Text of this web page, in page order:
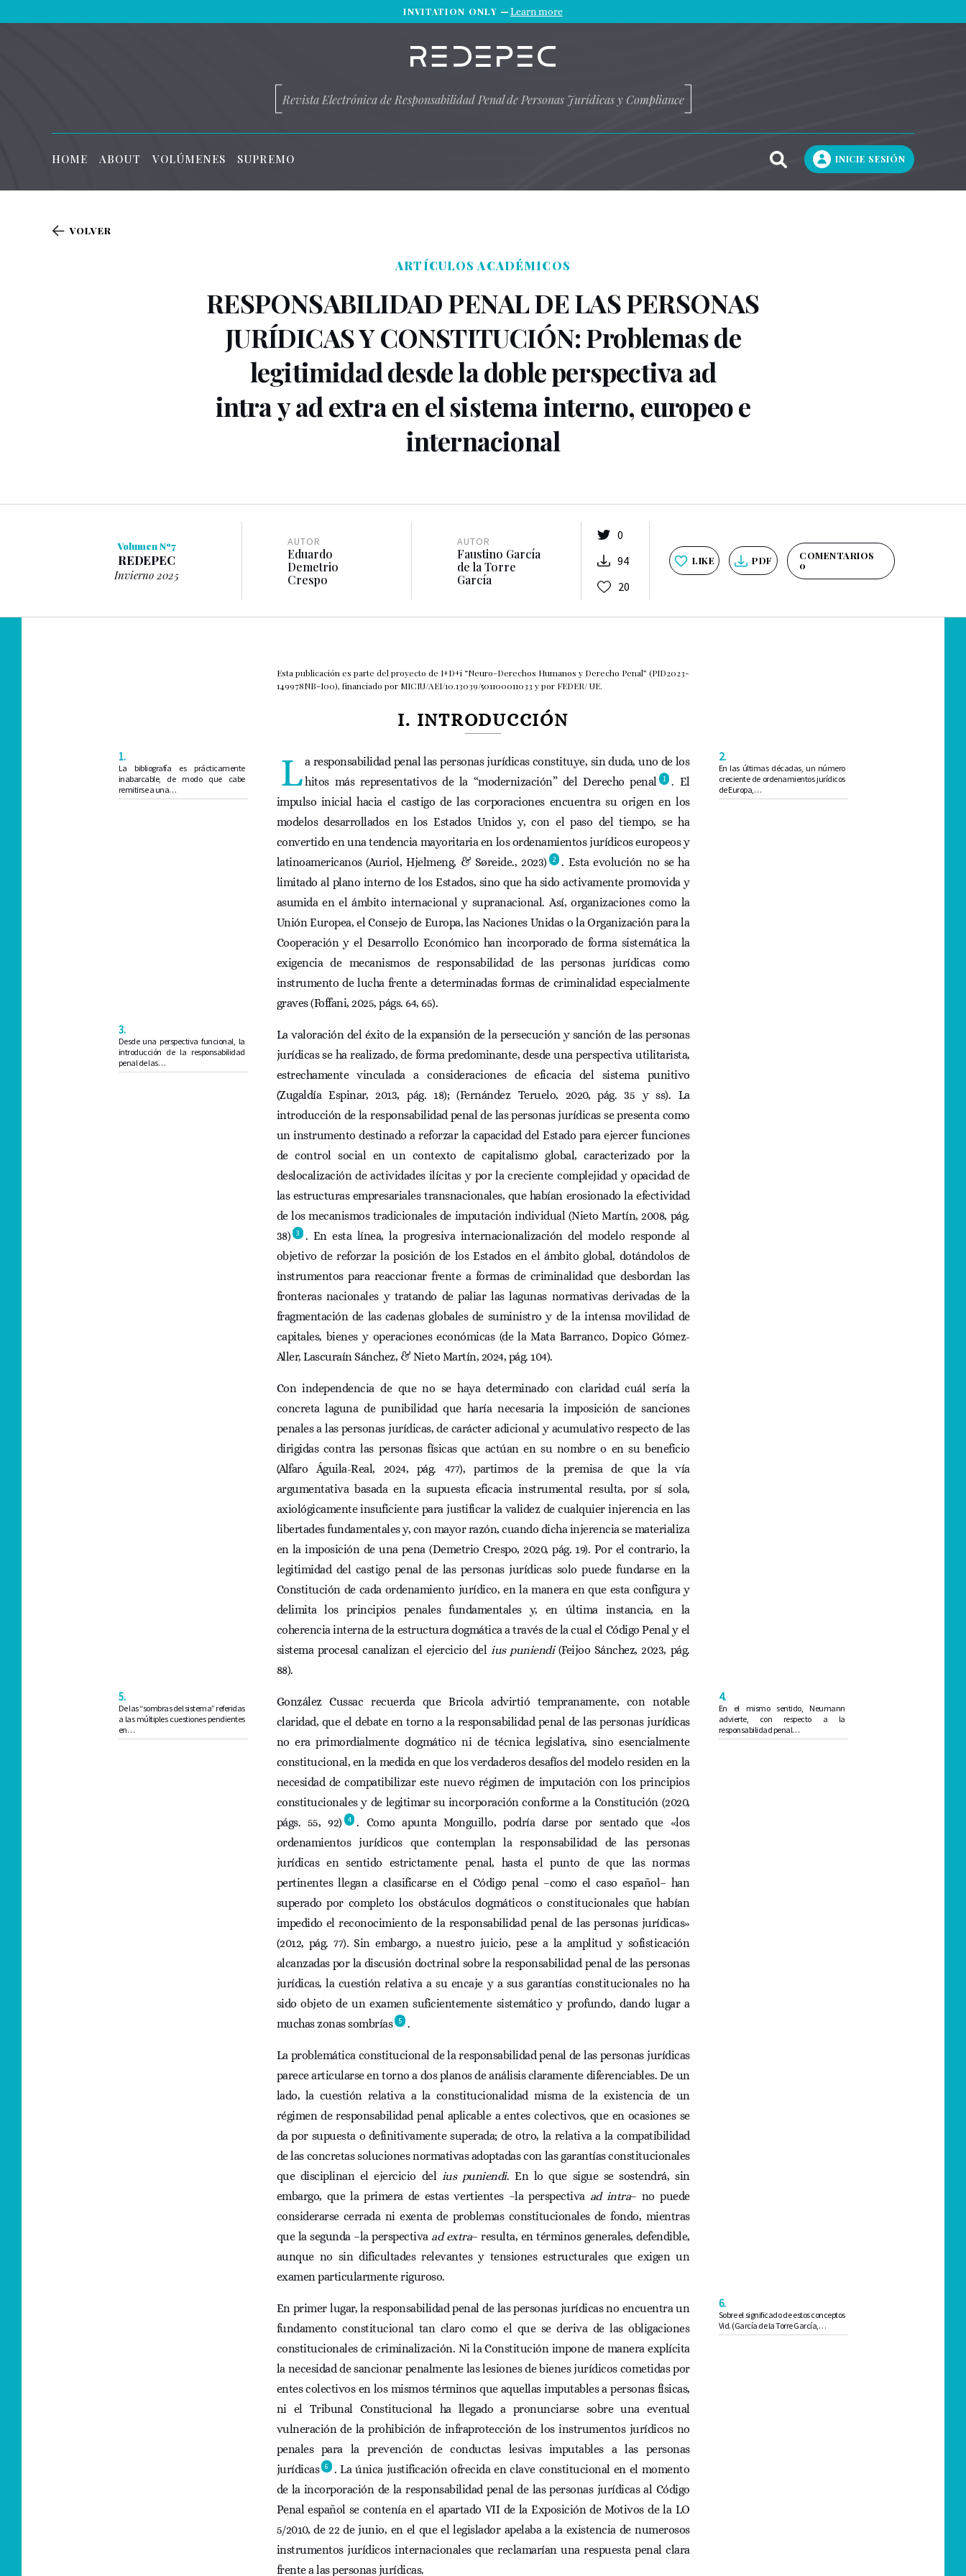
INVITATION ONLY —Learn more
Revista Electrónica de Responsabilidad Penal de Personas Jurídicas y Compliance
HOME ABOUT VOLÚMENES SUPREMO INICIE SESIÓN
VOLVER
ARTÍCULOS ACADÉMICOS
RESPONSABILIDAD PENAL DE LAS PERSONAS
JURÍDICAS Y CONSTITUCIÓN: Problemas de
legitimidad desde la doble perspectiva ad
intra y ad extra en el sistema interno, europeo e
internacional
Volumen Nº7
REDEPEC
Invierno 2025
AUTOR
Eduardo
Demetrio
Crespo
AUTOR
Faustino García
de la Torre
García
0
94
20
LIKE PDF
COMENTARIOS
0
Esta publicación es parte del proyecto de I+D+i “Neuro-Derechos Humanos y Derecho Penal” (PID2023-
149978NB-I00), financiado por MICIU/AEI/10.13039/501100011033 y por FEDER/ UE.
I. INTRODUCCIÓN
L a responsabilidad penal las personas jurídicas constituye, sin duda, uno de los
hitos más representativos de la “modernización” del Derecho penal
1
. El
impulso inicial hacia el castigo de las corporaciones encuentra su origen en los
modelos desarrollados en los Estados Unidos y, con el paso del tiempo, se ha
convertido en una tendencia mayoritaria en los ordenamientos jurídicos europeos y
latinoamericanos (Auriol, Hjelmeng, & Søreide., 2023)
2
. Esta evolución no se ha
limitado al plano interno de los Estados, sino que ha sido activamente promovida y
asumida en el ámbito internacional y supranacional. Así, organizaciones como la
Unión Europea, el Consejo de Europa, las Naciones Unidas o la Organización para la
Cooperación y el Desarrollo Económico han incorporado de forma sistemática la
exigencia de mecanismos de responsabilidad de las personas jurídicas como
instrumento de lucha frente a determinadas formas de criminalidad especialmente
graves (Foffani, 2025, págs. 64, 65).
1.
La bibliografía es prácticamente
inabarcable, de modo que cabe
remitirse a una…
2.
En las últimas décadas, un número
creciente de ordenamientos jurídicos
de Europa,…
La valoración del éxito de la expansión de la persecución y sanción de las personas
jurídicas se ha realizado, de forma predominante, desde una perspectiva utilitarista,
estrechamente vinculada a consideraciones de eficacia del sistema punitivo
(Zugaldía Espinar, 2013, pág. 18); (Fernández Teruelo, 2020, pág. 35 y ss). La
introducción de la responsabilidad penal de las personas jurídicas se presenta como
un instrumento destinado a reforzar la capacidad del Estado para ejercer funciones
de control social en un contexto de capitalismo global, caracterizado por la
deslocalización de actividades ilícitas y por la creciente complejidad y opacidad de
las estructuras empresariales transnacionales, que habían erosionado la efectividad
de los mecanismos tradicionales de imputación individual (Nieto Martín, 2008, pág.
38)
3
. En esta línea, la progresiva internacionalización del modelo responde al
objetivo de reforzar la posición de los Estados en el ámbito global, dotándolos de
instrumentos para reaccionar frente a formas de criminalidad que desbordan las
fronteras nacionales y tratando de paliar las lagunas normativas derivadas de la
fragmentación de las cadenas globales de suministro y de la intensa movilidad de
capitales, bienes y operaciones económicas (de la Mata Barranco, Dopico Gómez-
Aller, Lascuraín Sánchez, & Nieto Martín, 2024, pág. 104).
3.
Desde una perspectiva funcional, la
introducción de la responsabilidad
penal de las…
Con independencia de que no se haya determinado con claridad cuál sería la
concreta laguna de punibilidad que haría necesaria la imposición de sanciones
penales a las personas jurídicas, de carácter adicional y acumulativo respecto de las
dirigidas contra las personas físicas que actúan en su nombre o en su beneficio
(Alfaro Águila-Real, 2024, pág. 477), partimos de la premisa de que la vía
argumentativa basada en la supuesta eficacia instrumental resulta, por sí sola,
axiológicamente insuficiente para justificar la validez de cualquier injerencia en las
libertades fundamentales y, con mayor razón, cuando dicha injerencia se materializa
en la imposición de una pena (Demetrio Crespo, 2020, pág. 19). Por el contrario, la
legitimidad del castigo penal de las personas jurídicas solo puede fundarse en la
Constitución de cada ordenamiento jurídico, en la manera en que esta configura y
delimita los principios penales fundamentales y, en última instancia, en la
coherencia interna de la estructura dogmática a través de la cual el Código Penal y el
sistema procesal canalizan el ejercicio delius puniendi(Feijoo Sánchez, 2023, pág.
88).
González Cussac recuerda que Bricola advirtió tempranamente, con notable
claridad, que el debate en torno a la responsabilidad penal de las personas jurídicas
no era primordialmente dogmático ni de técnica legislativa, sino esencialmente
constitucional, en la medida en que los verdaderos desafíos del modelo residen en la
necesidad de compatibilizar este nuevo régimen de imputación con los principios
constitucionales y de legitimar su incorporación conforme a la Constitución (2020,
págs. 55, 92)
4
. Como apunta Monguillo, podría darse por sentado que «los
ordenamientos jurídicos que contemplan la responsabilidad de las personas
jurídicas en sentido estrictamente penal, hasta el punto de que las normas
pertinentes llegan a clasificarse en el Código penal –como el caso español– han
superado por completo los obstáculos dogmáticos o constitucionales que habían
impedido el reconocimiento de la responsabilidad penal de las personas jurídicas»
(2012, pág. 77). Sin embargo, a nuestro juicio, pese a la amplitud y sofisticación
alcanzadas por la discusión doctrinal sobre la responsabilidad penal de las personas
jurídicas, la cuestión relativa a su encaje y a sus garantías constitucionales no ha
sido objeto de un examen suficientemente sistemático y profundo, dando lugar a
muchas zonas sombrías
5 .
4.
En el mismo sentido, Neumann
advierte, con respecto a la
responsabilidad penal…
5.
De las “sombras del sistema” referidas
a las múltiples cuestiones pendientes
en…
La problemática constitucional de la responsabilidad penal de las personas jurídicas
parece articularse en torno a dos planos de análisis claramente diferenciables. De un
lado, la cuestión relativa a la constitucionalidad misma de la existencia de un
régimen de responsabilidad penal aplicable a entes colectivos, que en ocasiones se
da por supuesta o definitivamente superada; de otro, la relativa a la compatibilidad
de las concretas soluciones normativas adoptadas con las garantías constitucionales
que disciplinan el ejercicio del ius puniendi. En lo que sigue se sostendrá, sin
embargo, que la primera de estas vertientes –la perspectiva ad intra– no puede
considerarse cerrada ni exenta de problemas constitucionales de fondo, mientras
que la segunda –la perspectiva ad extra– resulta, en términos generales, defendible,
aunque no sin dificultades relevantes y tensiones estructurales que exigen un
examen particularmente riguroso.
En primer lugar, la responsabilidad penal de las personas jurídicas no encuentra un
fundamento constitucional tan claro como el que se deriva de las obligaciones
constitucionales de criminalización. Ni la Constitución impone de manera explícita
la necesidad de sancionar penalmente las lesiones de bienes jurídicos cometidas por
entes colectivos en los mismos términos que aquellas imputables a personas físicas,
ni el Tribunal Constitucional ha llegado a pronunciarse sobre una eventual
vulneración de la prohibición de infraprotección de los instrumentos jurídicos no
penales para la prevención de conductas lesivas imputables a las personas
jurídicas
6
. La única justificación ofrecida en clave constitucional en el momento
de la incorporación de la responsabilidad penal de las personas jurídicas al Código
Penal español se contenía en el apartado VII de la Exposición de Motivos de la LO
5/2010, de 22 de junio, en el que el legislador apelaba a la existencia de numerosos
instrumentos jurídicos internacionales que reclamarían una respuesta penal clara
frente a las personas jurídicas.
6.
Sobre el significado de estos conceptos
Vid. (García de la Torre García,…